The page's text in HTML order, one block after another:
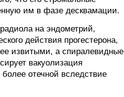
им в фазе десквамации.
на эндометрий,
действия прогестерона,
извитыми, а спиралевидные
вакуолизация
отечной вследствие